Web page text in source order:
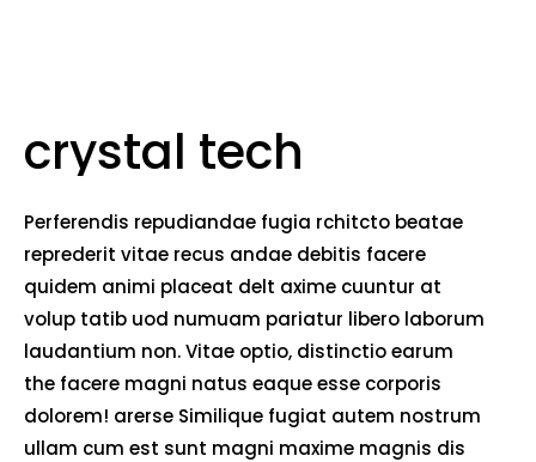
crystal tech
Perferendis repudiandae fugia rchitcto beatae
reprederit vitae recus andae debitis facere
quidem animi placeat delt axime cuuntur at
volup tatib uod numuam pariatur libero laborum
laudantium non. Vitae optio, distinctio earum
the facere magni natus eaque esse corporis
dolorem! arerse Similique fugiat autem nostrum
ullam cum est sunt magni maxime magnis dis